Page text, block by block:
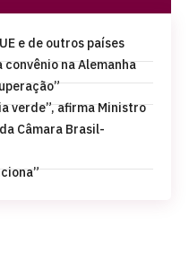
e de outros países
convênio na Alemanha
verde”, afirma Ministro
Câmara Brasil-